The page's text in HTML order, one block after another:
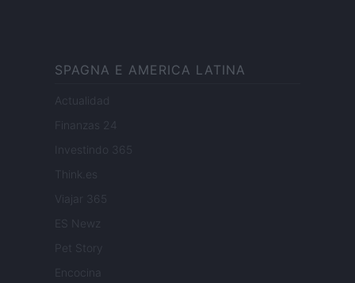
SPAGNA E AMERICA LATINA
Actualidad
Finanzas 24
Investindo 365
Think.es
Viajar 365
ES Newz
Pet Story
Encocina